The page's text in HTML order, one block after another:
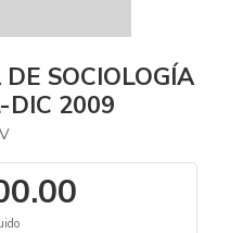
SOCIOLOGÍA
DIC 2009